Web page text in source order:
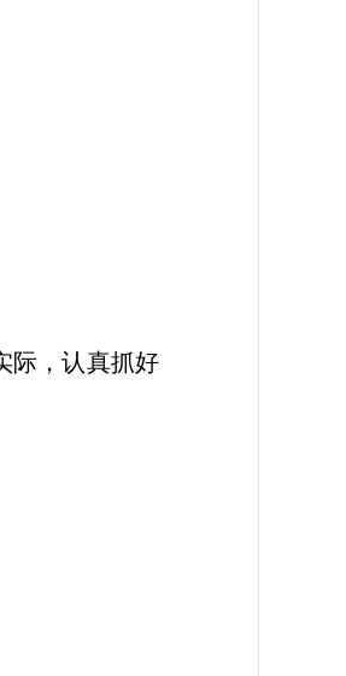
际，认真抓好